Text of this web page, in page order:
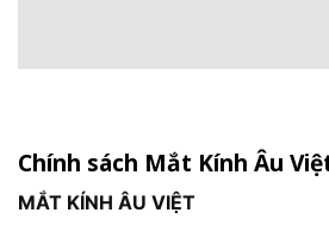
Chính sách Mắt Kính Âu
MẮT KÍNH ÂU VIỆT